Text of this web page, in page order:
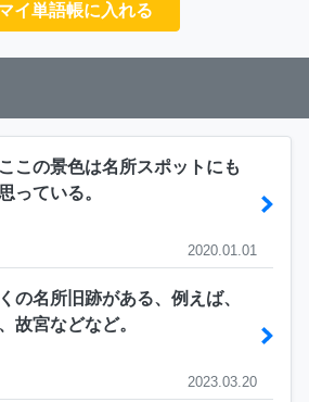
イ単語帳に入れる
この景色は名所スポットにも
っている。
2020.01.01
の名所旧跡がある、例えば、
故宮などなど。
2023.03.20